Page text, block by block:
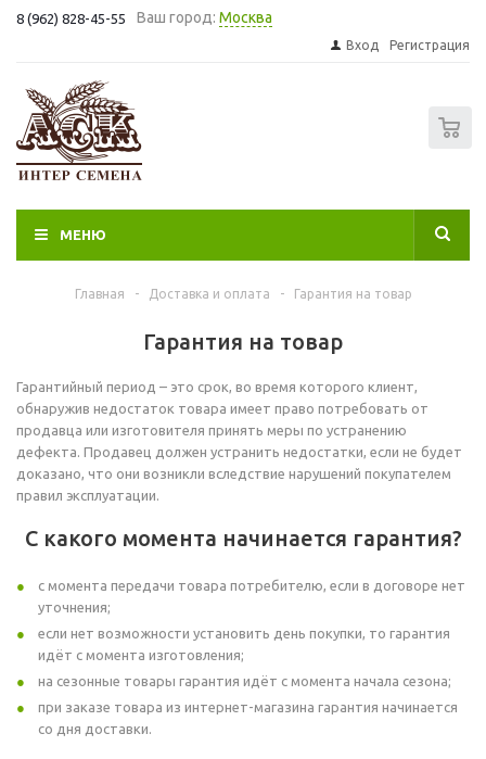
8 (962) 828-45-55 Ваш город: Москва
Вход Регистрация
МЕНЮ
Главная - Доставка и оплата - Гарантия на товар
Гарантия на товар
Гарантийный период – это срок, во время которого клиент,
обнаружив недостаток товара имеет право потребовать от
продавца или изготовителя принять меры по устранению
дефекта. Продавец должен устранить недостатки, если не будет
доказано, что они возникли вследствие нарушений покупателем
правил эксплуатации.
С какого момента начинается гарантия?
с момента передачи товара потребителю, если в договоре нет
уточнения;
если нет возможности установить день покупки, то гарантия
идёт с момента изготовления;
на сезонные товары гарантия идёт с момента начала сезона;
при заказе товара из интернет-магазина гарантия начинается
со дня доставки.